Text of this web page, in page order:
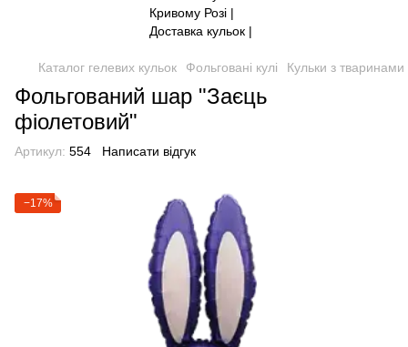
Каталог гелевих кульок Фольговані кулі Кульки з тваринами
Фольгований шар "Заєць
фіолетовий"
Артикул: 554 Написати відгук
−17%